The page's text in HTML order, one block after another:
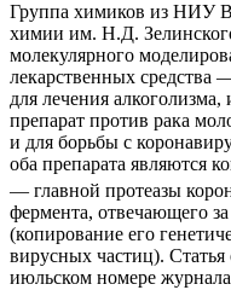
Группа химиков из НИУ
химии им. Н.Д.
молекулярного
лекарственных
для лечения
препарат против рака
и для борьбы с
оба препарата являются
— главной протеазы
фермента, отвечающего
(копирование его
вирусных частиц).
июльском номере журнала